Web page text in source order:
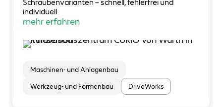
Schraubenvarianten – schnell, fehlerfrei und
individuell
mehr erfahren
Maschinen- und Anlagenbau
Werkzeug- und Formenbau
DriveWorks